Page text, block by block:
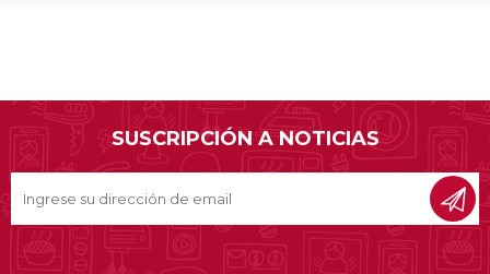
SUSCRIPCIÓN A NOTICIAS